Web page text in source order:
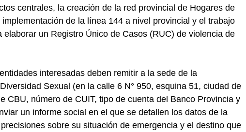
centrales, la creación de la red provincial de Hogares de
de la línea 144 a nivel provincial y el trabajo
elaborar un Registro Único de Casos (RUC) de violencia de
interesadas deben remitir a la sede de la
Sexual (en la calle 6 N° 950, esquina 51, ciudad de
CBU, número de CUIT, tipo de cuenta del Banco Provincia y
un informe social en el que se detallen los datos de la
sobre su situación de emergencia y el destino que